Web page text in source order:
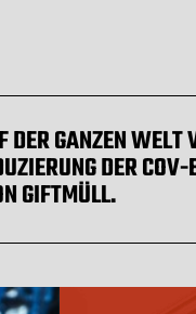
GANZEN WELT
DER
GIFTMÜLL.